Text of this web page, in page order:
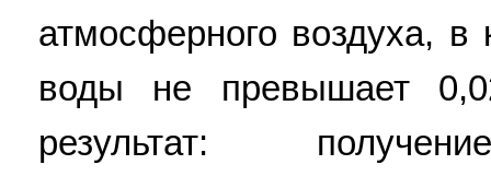
атмосферного воздуха,
воды не превышает
результат: